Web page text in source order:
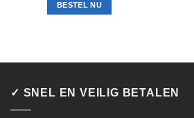
BESTEL NU
✓ SNEL EN VEILIG BETALEN